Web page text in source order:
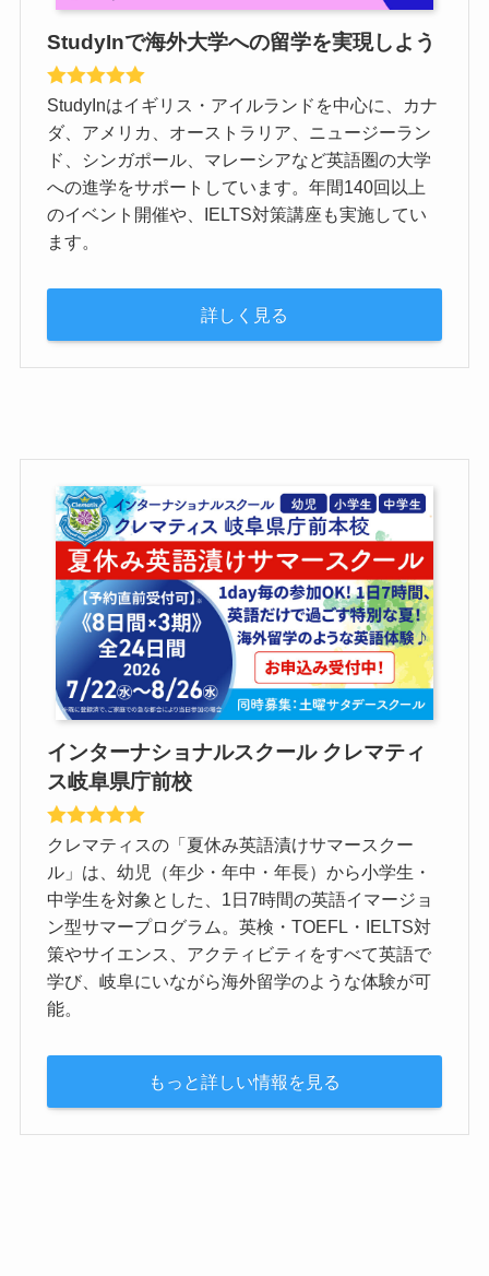
StudyInで海外大学への留学を実現しよう
StudyInはイギリス・アイルランドを中心に、カナ
ダ、アメリカ、オーストラリア、ニュージーラン
ド、シンガポール、マレーシアなど英語圏の大学
への進学をサポートしています。年間140回以上
のイベント開催や、IELTS対策講座も実施してい
ます。
詳しく見る
インターナショナルスクール クレマティ
ス岐阜県庁前校
クレマティスの「夏休み英語漬けサマースクー
ル」は、幼児（年少・年中・年長）から小学生・
中学生を対象とした、1日7時間の英語イマージョ
ン型サマープログラム。英検・TOEFL・IELTS対
策やサイエンス、アクティビティをすべて英語で
学び、岐阜にいながら海外留学のような体験が可
能。
もっと詳しい情報を見る